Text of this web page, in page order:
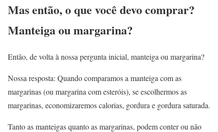
Mas então, o que você devo comprar?
Manteiga ou margarina?
Então, de volta à nossa pergunta inicial, manteiga ou margarina?
Nossa resposta: Quando comparamos a manteiga com as
margarinas (ou margarina com esteróis), se escolhermos as
margarinas, economizaremos calorias, gordura e gordura saturada.
Tanto as manteigas quanto as margarinas, podem conter ou não